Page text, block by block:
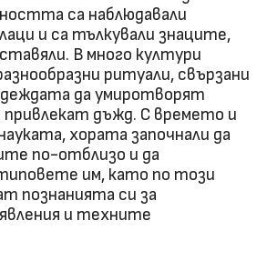
са наблюдавали
и са тълкували знаците,
В много култури
ритуали, свързани
да умиротворят
привлекат дъжд. С времето и
хората започнали да
по-отблизо и да
им, като по този
познанията си за
и техните